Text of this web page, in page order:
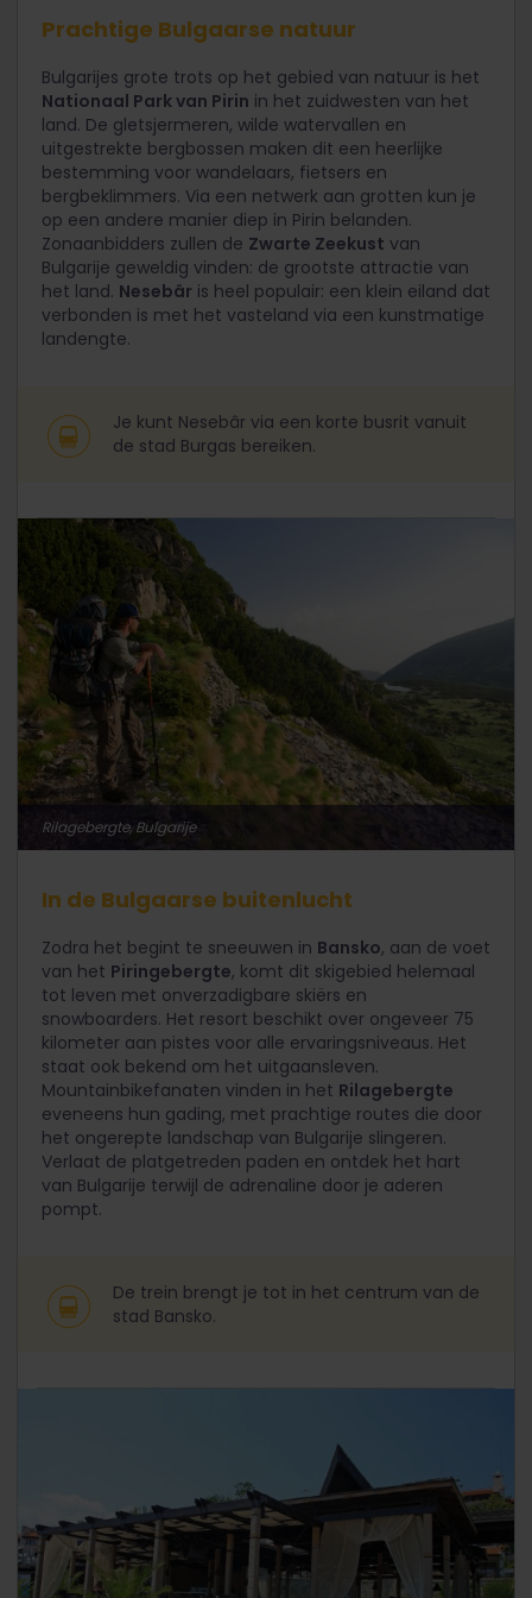
Prachtige Bulgaarse natuur
Bulgarijes grote trots op het gebied van natuur is het
Nationaal Park van Pirin in het zuidwesten van het
land. De gletsjermeren, wilde watervallen en
uitgestrekte bergbossen maken dit een heerlijke
bestemming voor wandelaars, fietsers en
bergbeklimmers. Via een netwerk aan grotten kun je
op een andere manier diep in Pirin belanden.
Zonaanbidders zullen de Zwarte Zeekust van
Bulgarije geweldig vinden: de grootste attractie van
het land. Nesebâr is heel populair: een klein eiland dat
verbonden is met het vasteland via een kunstmatige
landengte.
Je kunt Nesebâr via een korte busrit vanuit
de stad Burgas bereiken.
Rilagebergte, Bulgarije
In de Bulgaarse buitenlucht
Zodra het begint te sneeuwen in Bansko, aan de voet
van het Piringebergte, komt dit skigebied helemaal
tot leven met onverzadigbare skiërs en
snowboarders. Het resort beschikt over ongeveer 75
kilometer aan pistes voor alle ervaringsniveaus. Het
staat ook bekend om het uitgaansleven.
Mountainbikefanaten vinden in het Rilagebergte
eveneens hun gading, met prachtige routes die door
het ongerepte landschap van Bulgarije slingeren.
Verlaat de platgetreden paden en ontdek het hart
van Bulgarije terwijl de adrenaline door je aderen
pompt.
De trein brengt je tot in het centrum van de
stad Bansko.